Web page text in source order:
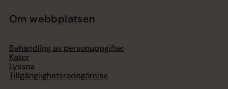
Om webbplatsen
Behandling av personuppgifter
Kakor
Lyssna
Tillgänglighetsredogörelse